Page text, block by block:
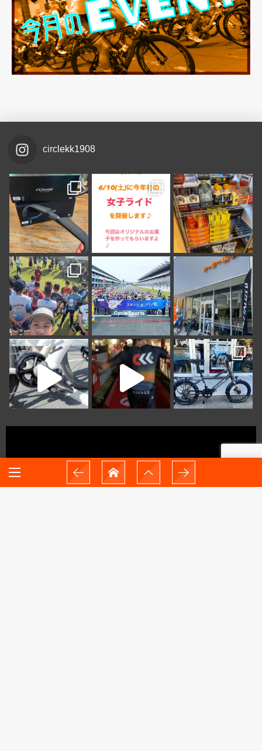
circlekk1908